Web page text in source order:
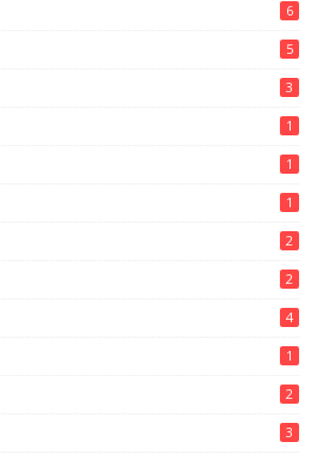
6
5
3
1
1
1
2
2
4
1
2
3